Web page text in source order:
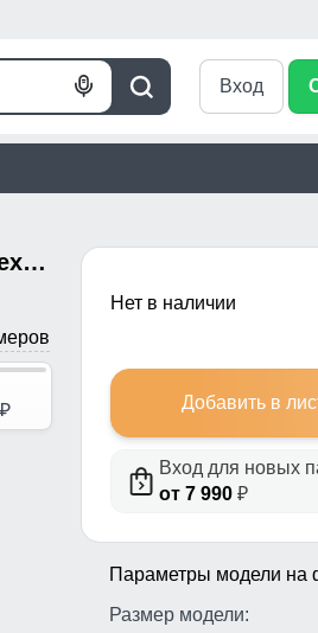
Поиск
Голосовой
Вход
Полупальто женское зимние с мехом песец люкс класса темно-серого цвета 622_2TC
p
Нет в наличии
Добавить в
Вход для новых
от 7 990 ₽
Параметры модели на
Размер модели: